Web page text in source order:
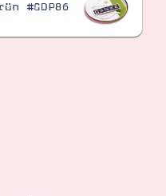
#GDP86